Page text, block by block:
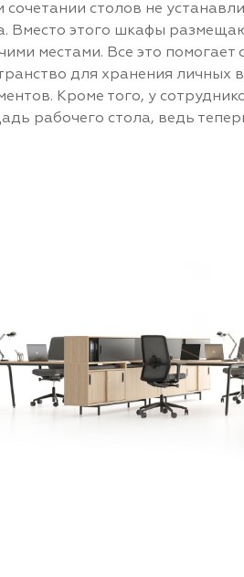
сочетании столов не
Вместо этого шкафы
местами. Все это помогает
для хранения личных
Кроме того, у
рабочего стола, ведь